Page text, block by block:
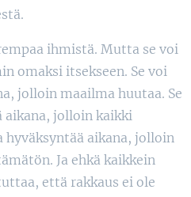
ihmistä. Mutta se voi
omaksi itsekseen. Se voi
jolloin maailma huutaa. Se
aikana, jolloin kaikki
aikana, jolloin
Ja ehkä kaikkein
että rakkaus ei ole